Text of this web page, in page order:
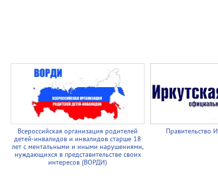
Всероссийская организация родителей
детей-инвалидов и инвалидов старше 18
лет с ментальными и иными нарушениями,
нуждающихся в представительстве своих
интересов (ВОРДИ)
Правительство